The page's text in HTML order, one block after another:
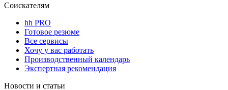
Соискателям
hh PRO
Готовое резюме
Все сервисы
Хочу у вас работать
Производственный календарь
Экспертная рекомендация
Новости и статьи